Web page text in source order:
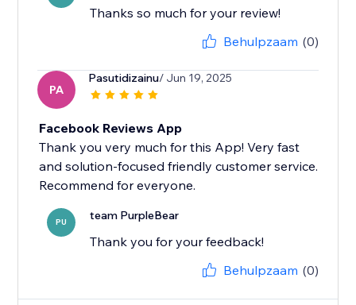
Thanks so much for your review!
Behulpzaam (0)
PA
Pasutidizainu/ Jun 19, 2025
Facebook Reviews App
Thank you very much for this App! Very fast
and solution-focused friendly customer service.
Recommend for everyone.
PU team PurpleBear
Thank you for your feedback!
Behulpzaam (0)